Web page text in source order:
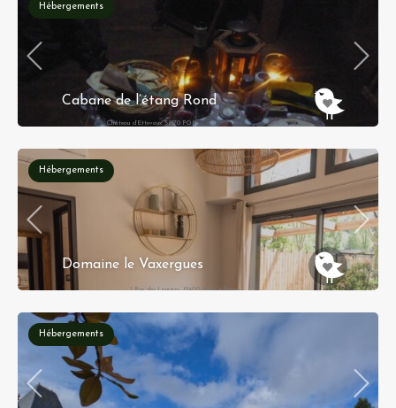
Hébergements
Cabane de l’étang Rond
Château d’Ettevaux 58170 POIL
Hébergements
Domaine le Vaxergues
1 Rue des Lauriers, 12400 Saint-Affrique,
Hébergements